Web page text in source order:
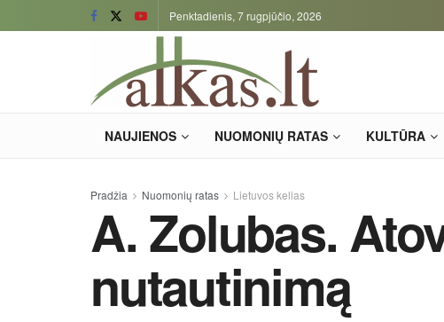
Penktadienis, 7 rugpjūčio, 2026
NAUJIENOS NUOMONIŲ RATAS KULTŪRA
Pradžia Nuomonių ratas Lietuvos kelias
A. Zolubas.
nutautinimą